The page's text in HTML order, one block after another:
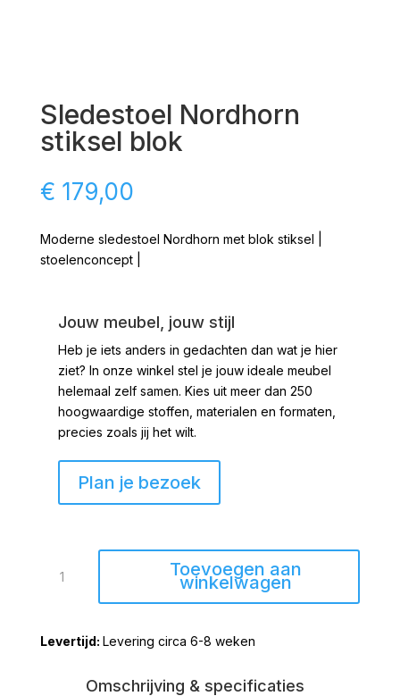
Sledestoel Nordhorn
stiksel blok
€ 179,00
Moderne sledestoel Nordhorn met blok stiksel |
stoelenconcept |
Jouw meubel, jouw stijl
Heb je iets anders in gedachten dan wat je hier
ziet? In onze winkel stel je jouw ideale meubel
helemaal zelf samen. Kies uit meer dan 250
hoogwaardige stoffen, materialen en formaten,
precies zoals jij het wilt.
Plan je bezoek
Nordhorn
aantal
Toevoegen aan
winkelwagen
Levering circa 6-8 weken
Omschrijving & specificaties